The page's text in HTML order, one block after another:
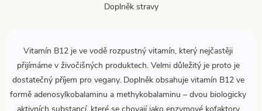
Doplněk stravy
Vitamín B12 je ve vodě rozpustný vitamín, který nejčastěji
přijímáme v živočišných produktech. Velmi důležitý je proto je
dostatečný příjem pro vegany. Doplněk obsahuje vitamín B12 ve
formě adenosylkobalaminu a methykobalaminu – dvou biologicky
aktivních substancí, které se chovají jako enzymové kofaktory